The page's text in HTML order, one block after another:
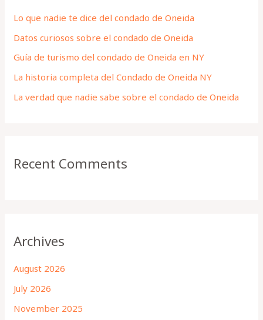
f
o
r
:
Lo que nadie te dice del condado de Oneida
Datos curiosos sobre el condado de Oneida
Guía de turismo del condado de Oneida en NY
La historia completa del Condado de Oneida NY
La verdad que nadie sabe sobre el condado de Oneida
Recent Comments
Archives
August 2026
July 2026
November 2025